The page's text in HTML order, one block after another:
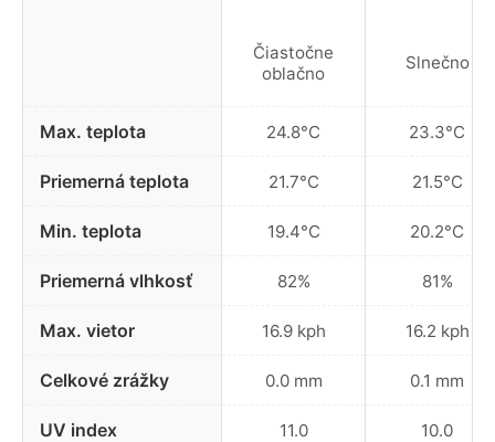
Max. teplota
Priemerná teplota
Min. teplota
Priemerná vlhkosť
Max. vietor
Celkové zrážky
UV index
Čiastočne
oblačno
24.8°C
21.7°C
19.4°C
82%
16.9 kph
0.0 mm
11.0
Slnečno
23.3°C
21.5°C
20.2°C
81%
16.2 kph
0.1 mm
10.0